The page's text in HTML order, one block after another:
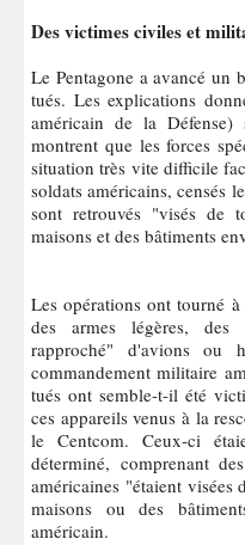
Des victimes civiles et
Le Pentagone a avancé un
tués. Les explications
américain de la
montrent que les forces
situation très vite difficile
soldats américains, censés
sont retrouvés "visés de
maisons et des bâtiments
Les opérations ont tourné
des armes légères,
rapproché" d'avions ou
commandement militaire
tués ont semble-t-il été
ces appareils venus à la
le Centcom. Ceux-ci
déterminé, comprenant
américaines "étaient
maisons ou des
américain.